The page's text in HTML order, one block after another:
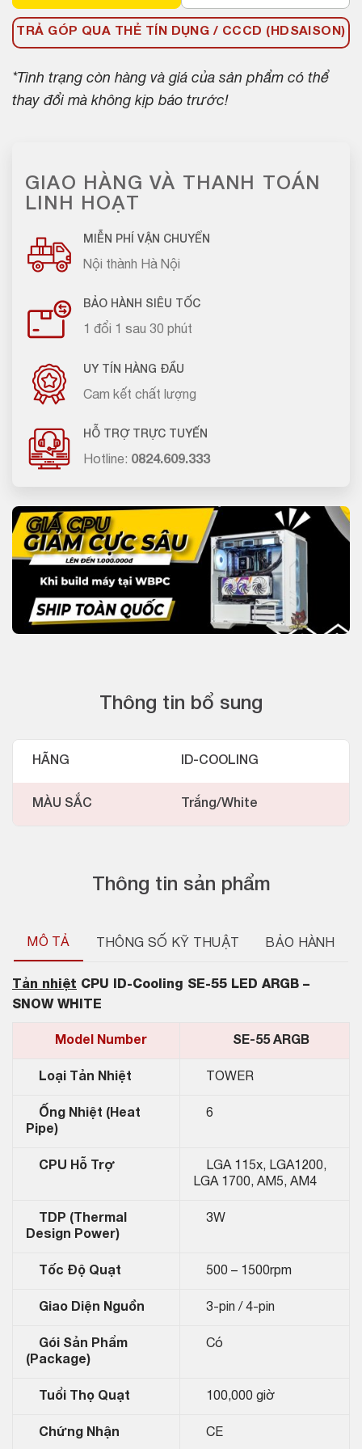
TRẢ GÓP QUA THẺ TÍN DỤNG / CCCD (HDSAISON)
*Tình trạng còn hàng và giá của sản phẩm có thể
thay đổi mà không kịp báo trước!
GIAO HÀNG VÀ THANH TOÁN
LINH HOẠT
MIỄN PHÍ VẬN CHUYỂN
Nội thành Hà Nội
BẢO HÀNH SIÊU TỐC
1 đổi 1 sau 30 phút
UY TÍN HÀNG ĐẦU
Cam kết chất lượng
HỖ TRỢ TRỰC TUYẾN
Hotline: 0824.609.333
Thông tin sản phẩm
MÔ TẢ THÔNG SỐ KỸ THUẬT BẢO HÀNH
Tản nhiệt CPU ID-Cooling SE-55 LED ARGB –
SNOW WHITE
Model Number SE-55 ARGB
Loại Tản Nhiệt TOWER
Ống Nhiệt (Heat
Pipe)
6
CPU Hỗ Trợ
LGA 115x, LGA1200,
LGA 1700, AM5, AM4
TDP (Thermal
Design Power)
3W
Tốc Độ Quạt 500 – 1500rpm
Giao Diện Nguồn 3-pin / 4-pin
Gói Sản Phẩm
(Package)
Có
Tuổi Thọ Quạt 100,000 giờ
Chứng Nhận CE
Thông tin bổ sung
HÃNG ID-COOLING
MÀU SẮC Trắng/White